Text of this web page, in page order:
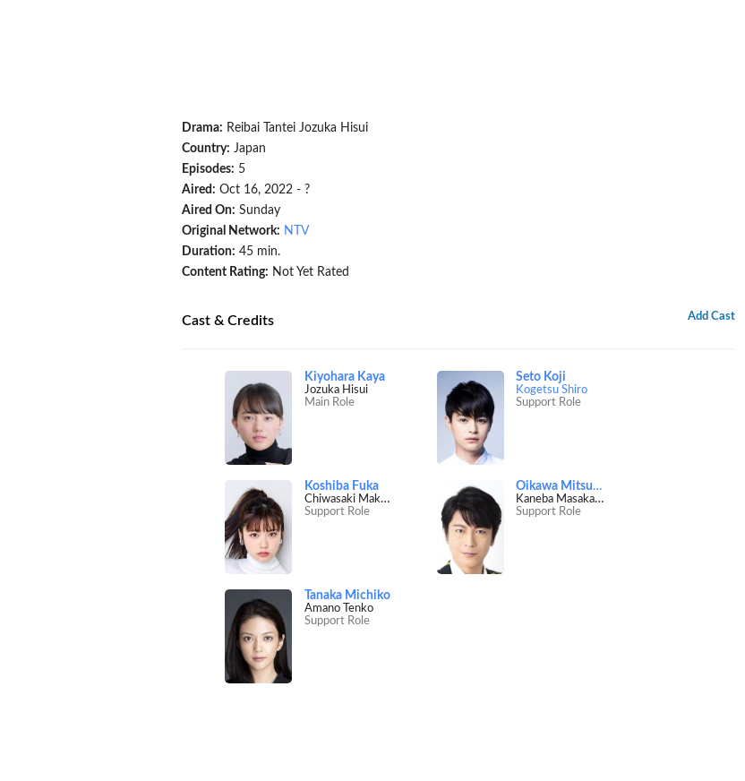
Drama: Reibai Tantei Jozuka Hisui
Country: Japan
Episodes: 5
Aired: Oct 16, 2022 - ?
Aired On: Sunday
Original Network: NTV
Duration: 45 min.
Content Rating: Not Yet Rated
Cast & Credits Add Cast
Kiyohara Kaya
Jozuka Hisui
Main Role
Seto Koji
Kogetsu Shiro
Support Role
Koshiba Fuka
Chiwasaki Makoto
Support Role
Oikawa Mitsuhiro
Kaneba Masakazu
Support Role
Tanaka Michiko
Amano Tenko
Support Role